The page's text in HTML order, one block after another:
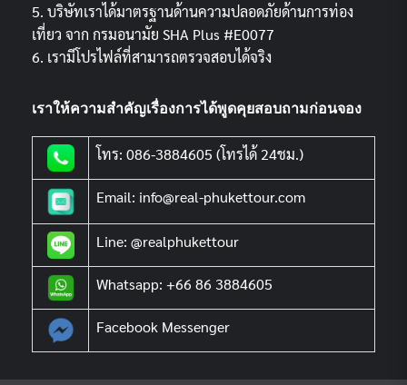
5. บริษัทเราได้มาตรฐานด้านความปลอดภัยด้านการท่อง
เที่ยว จาก กรมอนามัย SHA Plus #E0077
6. เรามีโปรไฟล์ที่สามารถตรวจสอบได้จริง
เราให้ความสำคัญเรื่องการได้พูดคุยสอบถามก่อนจอง
โทร: 086-3884605 (โทรได้ 24ชม.)
Email: info@real-phukettour.com
Line: @realphukettour
Whatsapp: +66 86 3884605
Facebook Messenger